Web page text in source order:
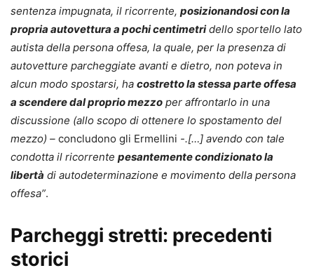
sentenza impugnata, il ricorrente, posizionandosi con la
propria autovettura a pochi centimetridello sportello lato
autista della persona offesa, la quale, per la presenza di
autovetture parcheggiate avanti e dietro, non poteva in
alcun modo spostarsi, ha costretto la stessa parte offesa
a scendere dal proprio mezzo per affrontarlo in una
discussione (allo scopo di ottenere lo spostamento del
mezzo) – concludono gli Ermellini -.[…] avendo con tale
condotta il ricorrente pesantemente condizionato la
libertà di autodeterminazione e movimento della persona
offesa”.
Parcheggi stretti: precedenti
storici